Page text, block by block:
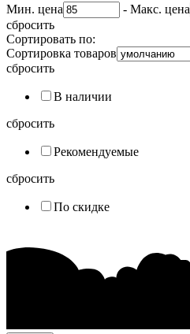
Мин. цена
- Макс. цена
сбросить
Сортировать по:
Сортировка товаров
сбросить
В наличии
сбросить
Рекомендуемые
сбросить
По скидке